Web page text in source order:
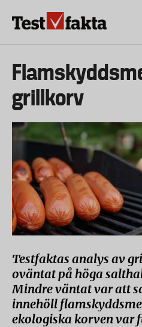
Huvudmeny
ny
grillkorv
Testfaktas analys av
oväntat på höga
Mindre väntat var att
innehöll
ekologiska korven var